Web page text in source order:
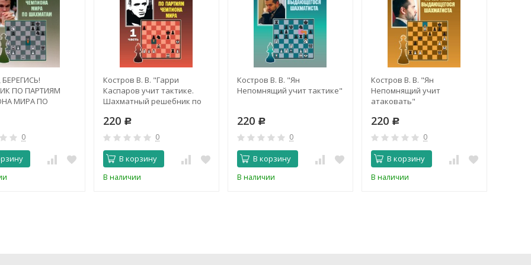
ПО ПАРТИЯМ
МИРА ПО
0
Костров В. В. "Гарри
Каспаров учит тактике.
Шахматный решебник по
часть"
220 Р
0
В корзину
В наличии
Костров В. В. "Ян
Непомнящий учит тактике"
220 Р
0
В корзину
В наличии
Костров В. В. "Ян
Непомнящий учит
атаковать"
220 Р
0
В корзину
В наличии